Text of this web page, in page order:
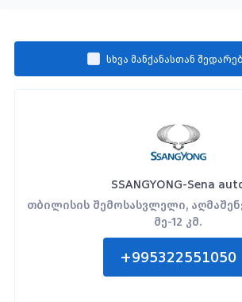
სხვა მანქანასთან
SSANGYONG-Sena
თბილისის შემოსასვლელი,
მე-12 კმ.
+995322551050